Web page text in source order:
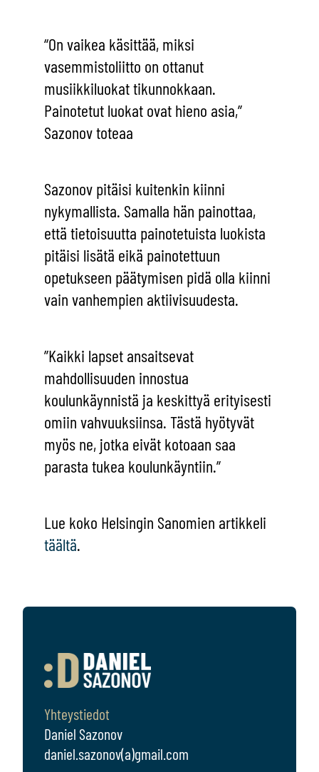
“On vaikea käsittää, miksi
vasemmistoliitto on ottanut
musiikkiluokat tikunnokkaan.
Painotetut luokat ovat hieno asia,”
Sazonov toteaa
Sazonov pitäisi kuitenkin kiinni
nykymallista. Samalla hän painottaa,
että tietoisuutta painotetuista luokista
pitäisi lisätä eikä painotettuun
opetukseen päätymisen pidä olla kiinni
vain vanhempien aktiivisuudesta.
”Kaikki lapset ansaitsevat
mahdollisuuden innostua
koulunkäynnistä ja keskittyä erityisesti
omiin vahvuuksiinsa. Tästä hyötyvät
myös ne, jotka eivät kotoaan saa
parasta tukea koulunkäyntiin.”
Lue koko Helsingin Sanomien artikkeli
täältä.
Yhteystiedot
Daniel Sazonov
daniel.sazonov(a)gmail.com